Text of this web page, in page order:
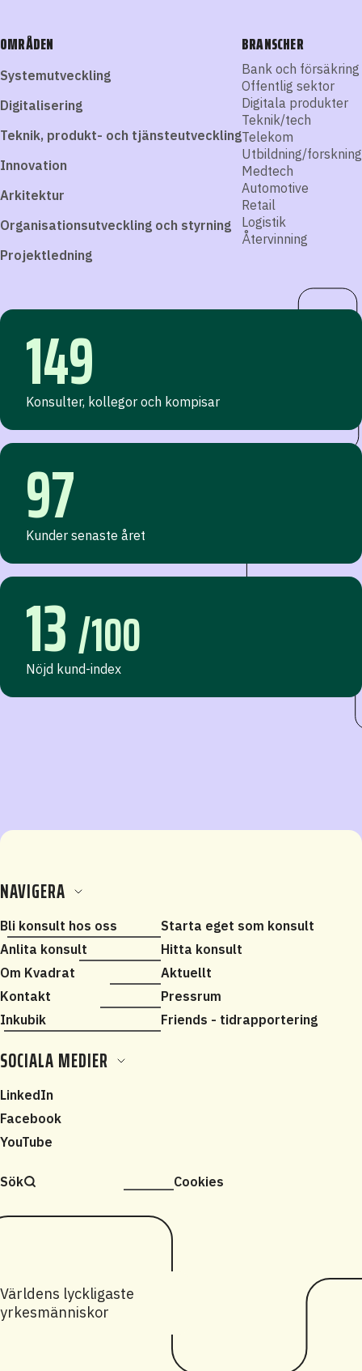
OMRÅDEN
Systemutveckling
Digitalisering
Teknik, produkt- och tjänsteutveckling
Innovation
Arkitektur
Organisationsutveckling och styrning
Projektledning
BRANSCHER
Bank och försäkring
Offentlig sektor
Digitala produkter
Teknik/tech
Telekom
Utbildning/forskning
Medtech
Automotive
Retail
Logistik
Återvinning
149
Konsulter, kollegor och kompisar
97
Kunder senaste året
13/100
Nöjd kund-index
NAVIGERA
Bli konsult hos oss
Starta eget som konsult
Anlita konsult
Hitta konsult
Om Kvadrat
Aktuellt
Kontakt
Pressrum
Inkubik
Friends - tidrapportering
SOCIALA MEDIER
LinkedIn
Facebook
YouTube
Sök Cookies
Världens lyckligaste
yrkesmänniskor